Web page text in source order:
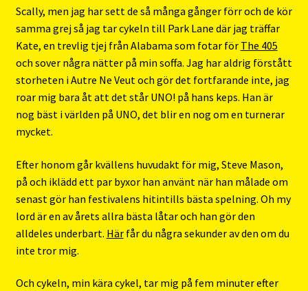
Scally, men jag har sett de så många gånger förr och de kör
samma grej så jag tar cykeln till Park Lane där jag träffar
Kate, en trevlig tjej från Alabama som fotar för The 405
och sover några nätter på min soffa. Jag har aldrig förstått
storheten i Autre Ne Veut och gör det fortfarande inte, jag
roar mig bara åt att det står UNO! på hans keps. Han är
nog bäst i världen på UNO, det blir en nog om en turnerar
mycket.
Efter honom går kvällens huvudakt för mig, Steve Mason,
på och iklädd ett par byxor han använt när han målade om
senast gör han festivalens hitintills bästa spelning. Oh my
lord är en av årets allra bästa låtar och han gör den
alldeles underbart. Härfår du några sekunder av den om du
inte tror mig.
Och cykeln, min kära cykel, tar mig på fem minuter efter